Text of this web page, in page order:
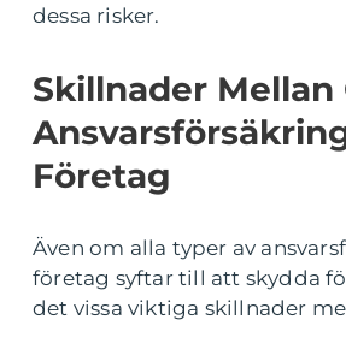
dessa risker.
Skillnader Mellan
Företag
Även om alla typer av
företag syftar till att skydda
det vissa viktiga skillnader